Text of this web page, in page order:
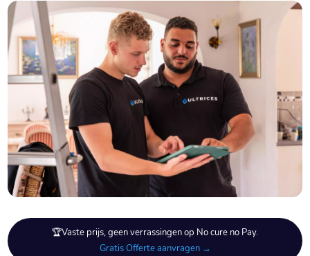
🏆Vaste prijs, geen verrassingen op No cure no Pay.
Gratis Offerte aanvragen →